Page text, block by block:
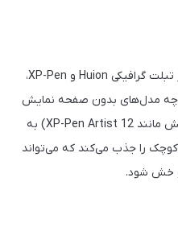
یکی از مهم‌ترین بخش‌های مراقبت از تبلت گرافیکی Huion و XP-Pen،
مدل‌های بدون صفحه نمایش
مانند Huion HS611 یا با صفحه نمایش مانند XP-Pen Artist 12) به
کوچک را جذب می‌کند که می‌تواند
خش شود.